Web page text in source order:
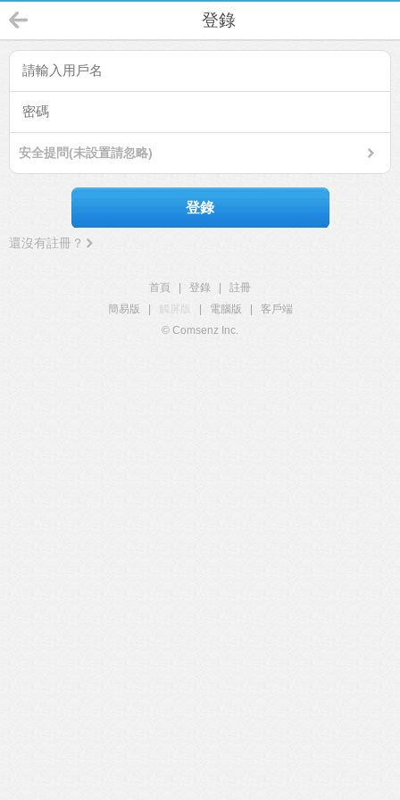
登錄
安全提問(未設置請忽略)
登錄
還沒有註冊？
首頁 登錄
註冊
簡易版
觸屏版 電腦版
客戶端
© Comsenz Inc.